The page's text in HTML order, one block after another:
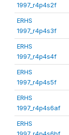
1997_r4p4s2f
ERHS
1997_r4p4s3f
ERHS
1997_r4p4s4f
ERHS
1997_r4p4s5f
ERHS
1997_r4p4s6af
ERHS
1997_r4p4s6bf